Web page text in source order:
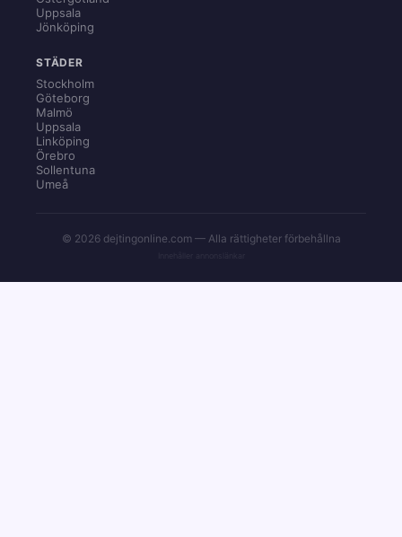
Uppsala
Jönköping
STÄDER
Stockholm
Göteborg
Malmö
Uppsala
Linköping
Örebro
Sollentuna
Umeå
© 2026 dejtingonline.com — Alla rättigheter förbehållna